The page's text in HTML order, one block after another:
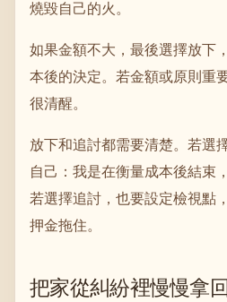
燒毀自己的火。
如果金額不大，最後選擇放下
本後的決定。若金額或原則重
很清醒。
放下和追討都需要清楚。若選
自己：我是在衡量成本後結束
若選擇追討，也要設定檢視點
押金拖住。
把家從糾紛裡慢慢拿